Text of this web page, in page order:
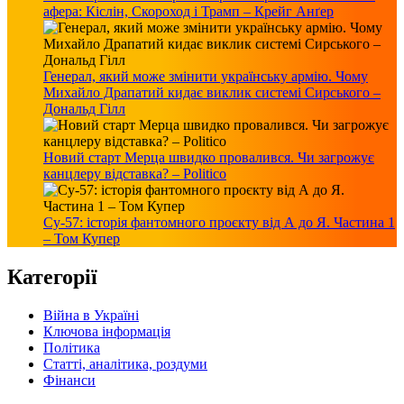
афера: Кіслін, Скороход і Трамп – Крейг Анґер
Генерал, який може змінити українську армію. Чому
Михайло Драпатий кидає виклик системі Сирського –
Дональд Гілл
Новий старт Мерца швидко провалився. Чи загрожує
канцлеру відставка? – Politico
Су-57: історія фантомного проєкту від А до Я. Частина 1
– Том Купер
Категорії
Війна в Україні
Ключова інформація
Політика
Статті, аналітика, роздуми
Фінанси